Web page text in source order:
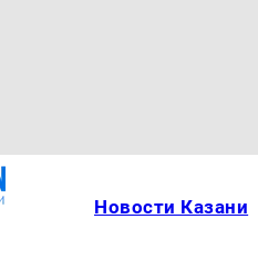
Новости Казани